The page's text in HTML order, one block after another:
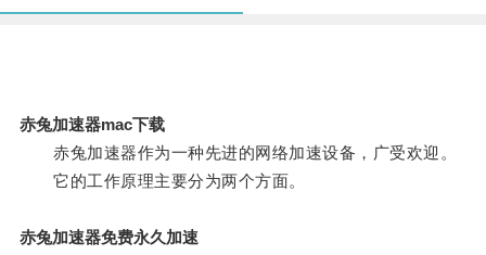
赤兔加速器mac下载
赤兔加速器作为一种先进的网络加速设备，广受欢迎。
它的工作原理主要分为两个方面。
赤兔加速器免费永久加速